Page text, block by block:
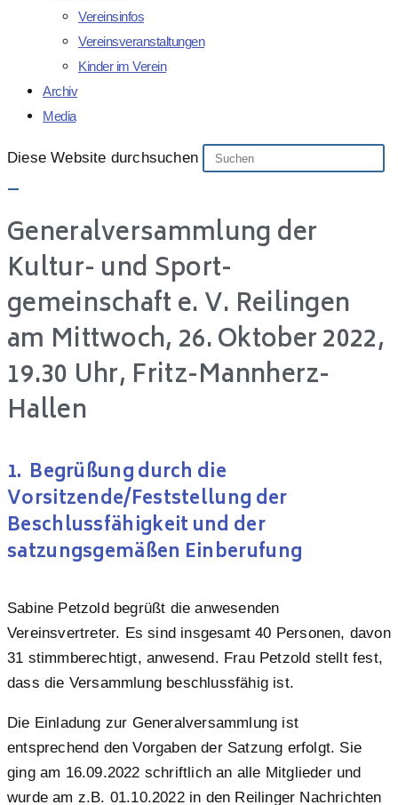
Vereinsinfos
Vereinsveranstaltungen
Kinder im Verein
Archiv
Media
Diese Website durchsuchen
Generalversammlung der
Kultur- und Sport-
gemeinschaft e. V. Reilingen
am Mittwoch, 26. Oktober 2022,
19.30 Uhr, Fritz-Mannherz-
Hallen
1. Begrüßung durch die
Vorsitzende/Feststellung der
Beschlussfähigkeit und der
satzungsgemäßen Einberufung
Sabine Petzold begrüßt die anwesenden
Vereinsvertreter. Es sind insgesamt 40 Personen, davon
31 stimmberechtigt, anwesend. Frau Petzold stellt fest,
dass die Versammlung beschlussfähig ist.
Die Einladung zur Generalversammlung ist
entsprechend den Vorgaben der Satzung erfolgt. Sie
ging am 16.09.2022 schriftlich an alle Mitglieder und
wurde am z.B. 01.10.2022 in den Reilinger Nachrichten